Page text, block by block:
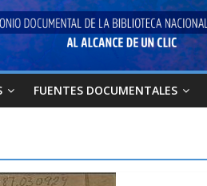
FUENTES DOCUMENTALES